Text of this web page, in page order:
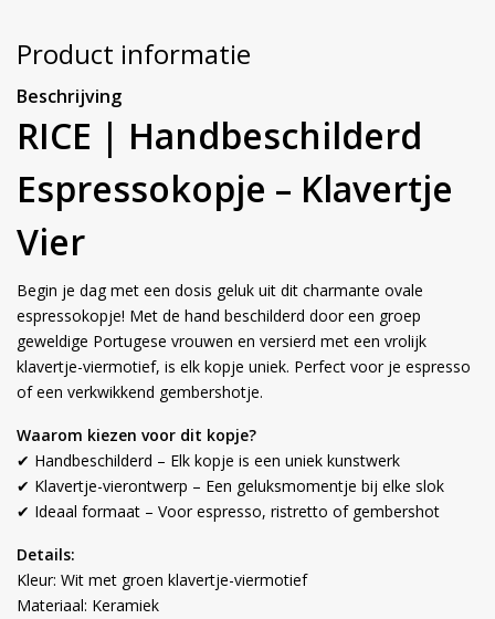
Product informatie
Beschrijving
RICE | Handbeschilderd
Espressokopje – Klavertje
Vier
Begin je dag met een dosis geluk uit dit charmante ovale
espressokopje! Met de hand beschilderd door een groep
geweldige Portugese vrouwen en versierd met een vrolijk
klavertje-viermotief, is elk kopje uniek. Perfect voor je espresso
of een verkwikkend gembershotje.
Waarom kiezen voor dit kopje?
✔ Handbeschilderd – Elk kopje is een uniek kunstwerk
✔ Klavertje-vierontwerp – Een geluksmomentje bij elke slok
✔ Ideaal formaat – Voor espresso, ristretto of gembershot
Details:
Kleur: Wit met groen klavertje-viermotief
Materiaal: Keramiek